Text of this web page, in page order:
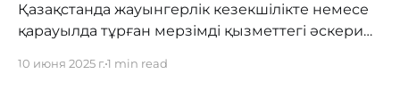
Қазақстанда жауынгерлік кезекшілікте немесе
қарауылда тұрған мерзімді қызметтегі әскери
10 июня 2025 г.1 min read